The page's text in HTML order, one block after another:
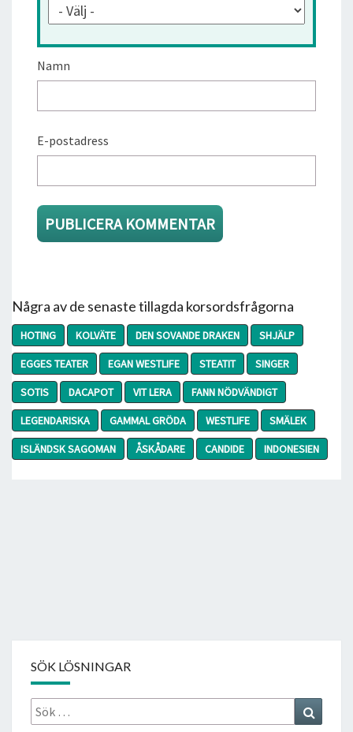
Namn
E-postadress
Några av de senaste tillagda korsordsfrågorna
HOTING KOLVÄTE DEN SOVANDE DRAKEN
SHJÄLP
EGGES TEATER
EGAN WESTLIFE STEATIT
SINGER
SOTIS
DACAPOT VIT LERA
FANN NÖDVÄNDIGT
LEGENDARISKA
GAMMAL GRÖDA WESTLIFE
SMÄLEK
ISLÄNDSK SAGOMAN
ÅSKÅDARE CANDIDE INDONESIEN
SÖK LÖSNINGAR
Sök
efter: